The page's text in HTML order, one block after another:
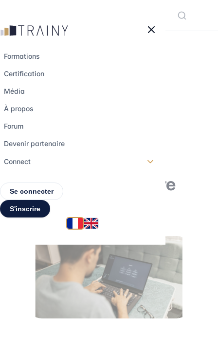
Formations
Certification
Média
À propos
Forum
Devenir partenaire
Connect
Se connecter
S'inscrire
comment
artificielle
révolutionne
l'analyse financière
24 juillet 2025•